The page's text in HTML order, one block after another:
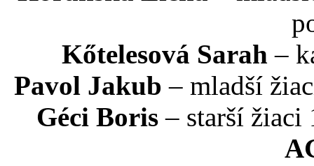
Kőtelesová Sarah –
Pavol Jakub – mladší
Géci Boris– starší žiaci